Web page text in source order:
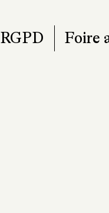
RGPD Foire